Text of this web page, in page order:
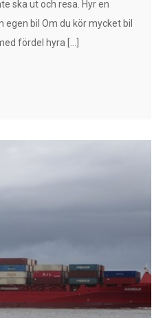
ska ut och resa. Hyr en
bil Om du kör mycket bil
fördel hyra […]